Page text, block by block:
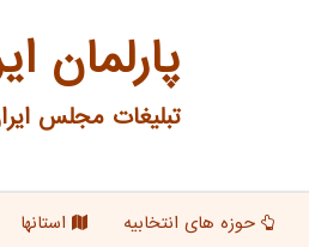
پارلمان
تبلیغات مجلس
حوزه های انتخابیه استانها